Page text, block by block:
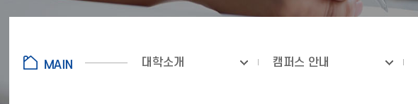
대학소개 캠퍼스 안내